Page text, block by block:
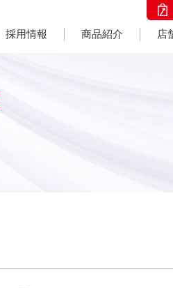
採用情報 商品紹介 店